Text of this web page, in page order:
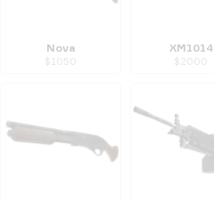
Nova
$ 1050
XM1014
$ 2000